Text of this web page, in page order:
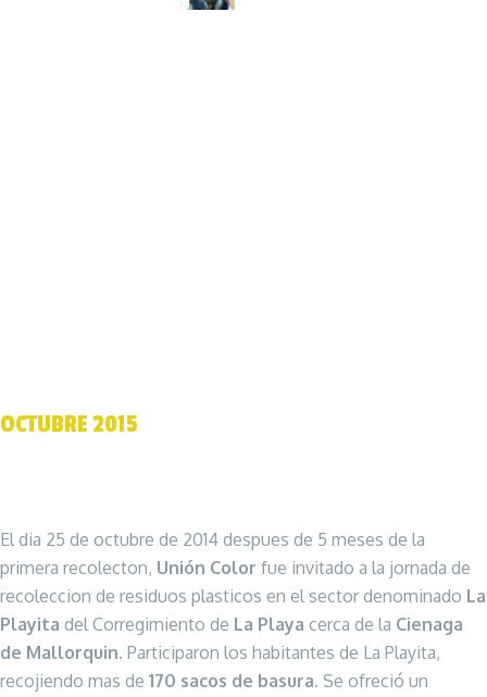
OCTUBRE 2015
El dia 25 de octubre de 2014 despues de 5 meses de la
primera recolecton, Unión Color fue invitado a la jornada de
recoleccion de residuos plasticos en el sector denominado La
Playita del Corregimiento de La Playa cerca de la Cienaga
de Mallorquin. Participaron los habitantes de La Playita,
recojiendo mas de 170 sacos de basura. Se ofreció un